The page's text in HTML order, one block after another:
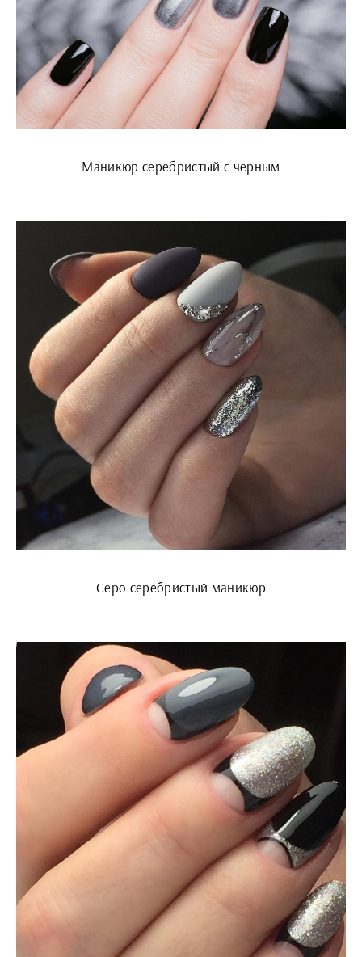
Маникюр серебристый с черным
Серо серебристый маникюр